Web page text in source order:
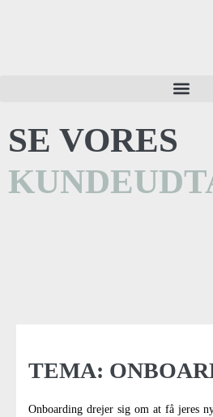
SE VORES
TEMA:
Onboarding drejer sig om at få jeres